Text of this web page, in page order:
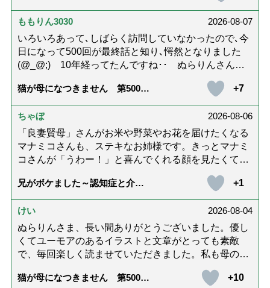
り返る母の在宅介護と看取り｜
幸せな在宅死のために医師が教
ももりん3030
2026-08-07
いろいろあって､しばらく訪問していなかったので､今
日になって500回が最終話と知り､愕然となりました
(@_@;) 10年経ってたんですね･･ ぬらりんさんの
護では身内に理解してもらえないもどかしさを感じた
り､いろいろありましたが､ぬらりんさんの文章を読ん
で心救われたことが多々ありました。不定期での近況
報告を心待ちにしています。さびちゃん・隊長と､健
やかにお過ごしくださいね。ご多幸をお祈りしていま
す☆*゜
猫が母になつきません 第500話
+7
ちゃぼ
2026-08-06
「良妻賢母」さんがお米や野菜やお花を届けたくなる
マナミコさんも、ステキなお姉様です。きっとマナミ
コさんが「うわー！」と喜んでくれる顔を見たくて、
す。 お二人とも良いお友達ですね。
兄がボケました～認知症と介護
が届きました」
+1
けい
2026-08-04
ぬらりんさま、長い間ありがとうございました。優し
くてユーモアのあるイラストと文章がとっても素敵
で、毎回楽しく読ませていただきました。私も母の介
がないのが寂しくてたまりませんが、いろんなエピソ
猫が母になつきません 第500話
+10